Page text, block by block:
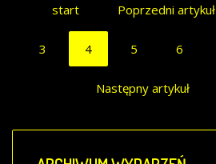
start Poprzedni artykuł
3 4 5 6
Następny artykuł